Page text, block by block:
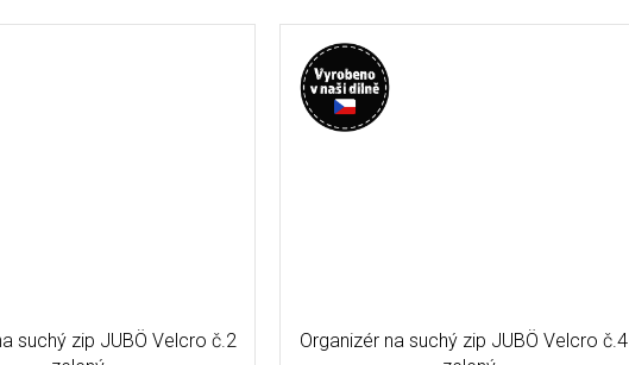
suchý zip JUBÖ Velcro č.2
Organizér na suchý zip JUBÖ Velcro č.4